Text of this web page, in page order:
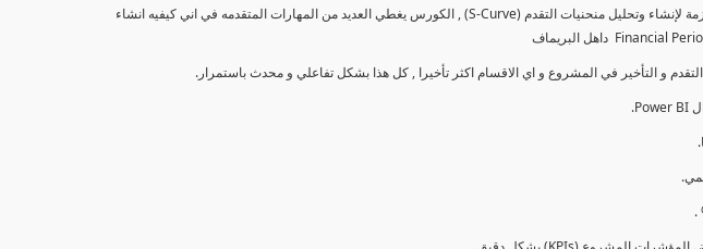
تهدف هذه الدورة إلى تزويد المشاركين بالمهارات والمعرفة اللازمة لإنشاء وتحليل منحنيات التقدم (S-Curve) , الكورس يغطي العديد من المهارات المتقدمه في اني كيفيه انشاء